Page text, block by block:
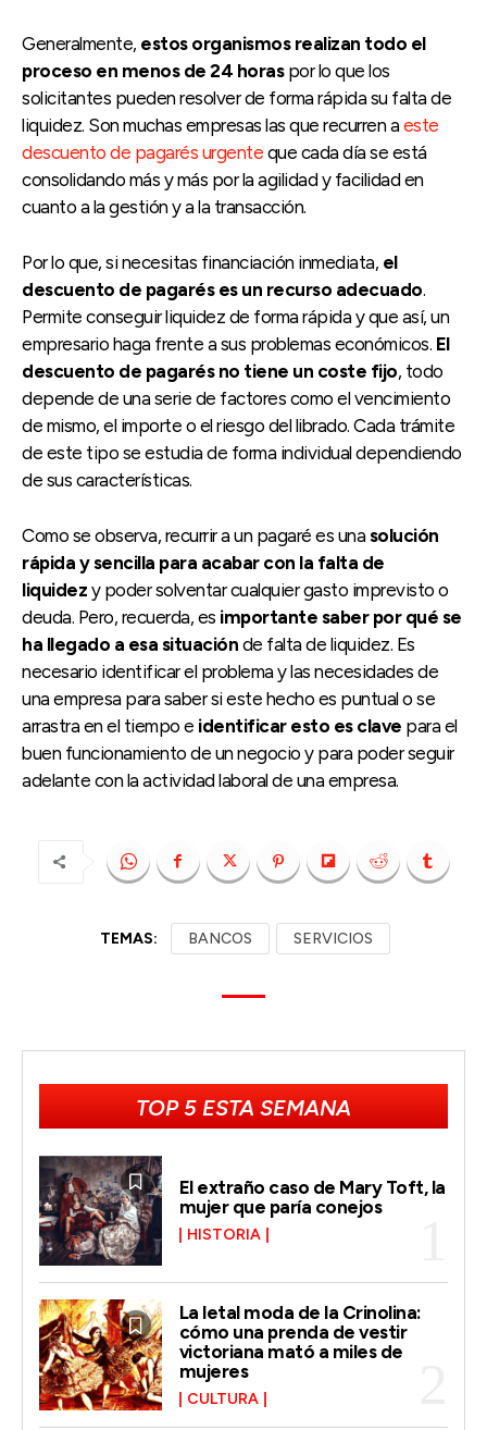
Generalmente, estos organismos realizan todo el
proceso en menos de 24 horaspor lo que los
solicitantes pueden resolver de forma rápida su falta de
liquidez. Son muchas empresas las que recurren aeste
descuento de pagarés urgente que cada día se está
consolidando más y más por la agilidad y facilidad en
cuanto a la gestión y a la transacción.
Por lo que, si necesitas financiación inmediata, el
descuento de pagarés es un recurso adecuado.
Permite conseguir liquidez de forma rápida y que así, un
empresario haga frente a sus problemas económicos. El
descuento de pagarés no tiene un coste fijo, todo
depende de una serie de factores como el vencimiento
de mismo, el importe o el riesgo del librado. Cada trámite
de este tipo se estudia de forma individual dependiendo
de sus características.
Como se observa, recurrir a un pagaré es unasolución
rápida y sencilla para acabar con la falta de
liquidez y poder solventar cualquier gasto imprevisto o
deuda. Pero, recuerda, es importante saber por qué se
ha llegado a esa situación de falta de liquidez. Es
necesario identificar el problema y las necesidades de
una empresa para saber si este hecho es puntual o se
arrastra en el tiempo e identificar esto es clave para el
buen funcionamiento de un negocio y para poder seguir
adelante con la actividad laboral de una empresa.
TEMAS: BANCOS SERVICIOS
TOP 5 ESTA SEMANA
El extraño caso de Mary Toft, la
mujer que paría conejos
HISTORIA
La letal moda de la Crinolina:
cómo una prenda de vestir
victoriana mató a miles de
mujeres
CULTURA